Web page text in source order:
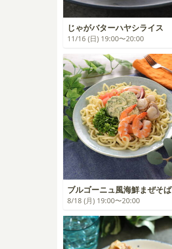
じゃがバターハヤシライス
11/16 (日) 19:00〜20:00
ブルゴーニュ風海鮮まぜそば
8/18 (月) 19:00〜20:00